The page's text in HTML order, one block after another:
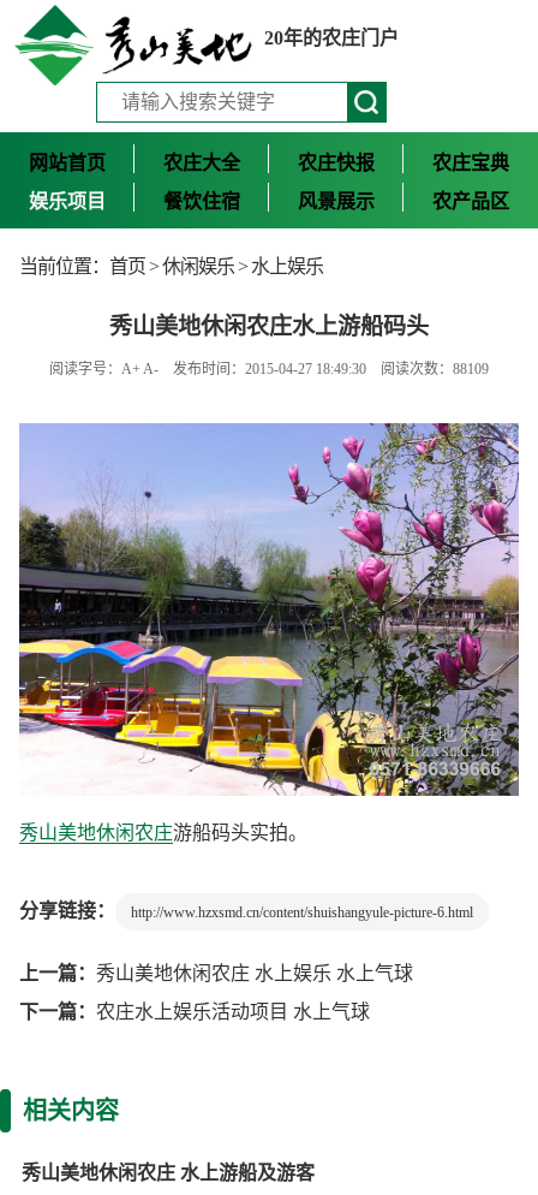
20年的农庄门户
网站首页 农庄大全 农庄快报
农庄宝典
娱乐项目
餐饮住宿 风景展示 农产品区
当前位置： 首页 >休闲娱乐>水上娱乐
秀山美地休闲农庄水上游船码头
阅读字号： A+ A- 发布时间：2015-04-27 18:49:30 阅读次数：88109
秀山美地休闲农庄游船码头实拍。
分享链接： http://www.hzxsmd.cn/content/shuishangyule-picture-6.html
上一篇： 秀山美地休闲农庄 水上娱乐 水上气球
下一篇： 农庄水上娱乐活动项目 水上气球
相关内容
秀山美地休闲农庄 水上游船及游客